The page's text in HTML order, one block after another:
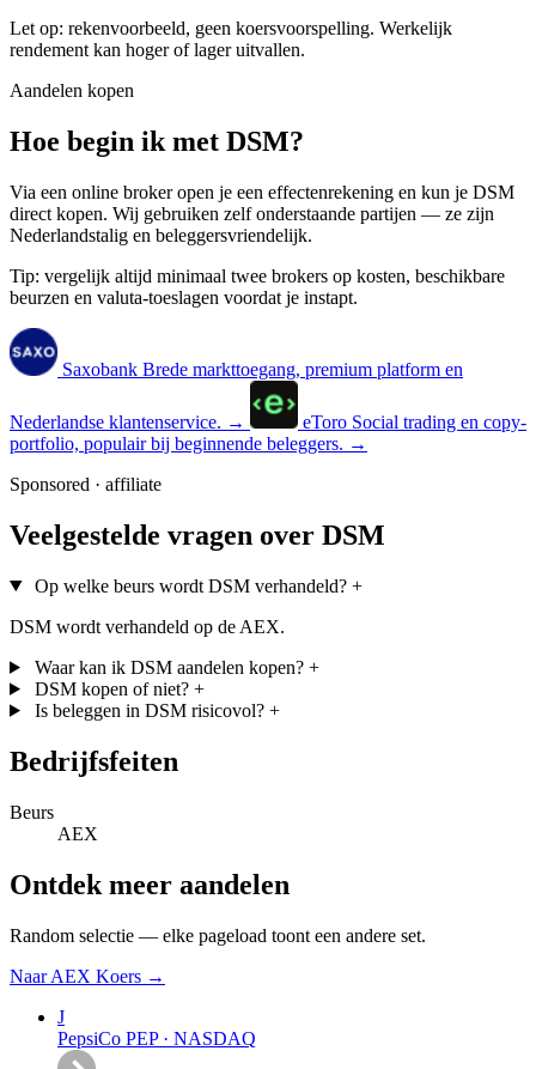
Let op: rekenvoorbeeld, geen koersvoorspelling. Werkelijk
rendement kan hoger of lager uitvallen.
Aandelen kopen
Hoe begin ik met DSM?
Via een online broker open je een effectenrekening en kun je DSM
direct kopen. Wij gebruiken zelf onderstaande partijen — ze zijn
Nederlandstalig en beleggersvriendelijk.
Tip: vergelijk altijd minimaal twee brokers op kosten, beschikbare
beurzen en valuta-toeslagen voordat je instapt.
Saxobank Brede markttoegang, premium platform en
Nederlandse klantenservice. → eToro Social trading en copy-
portfolio, populair bij beginnende beleggers. →
Sponsored · affiliate
Veelgestelde vragen over DSM
Op welke beurs wordt DSM verhandeld? +
DSM wordt verhandeld op de AEX.
Waar kan ik DSM aandelen kopen? +
DSM kopen of niet? +
Is beleggen in DSM risicovol? +
Bedrijfsfeiten
Beurs
AEX
Ontdek meer aandelen
Random selectie — elke pageload toont een andere set.
Naar AEX Koers →
J
PepsiCo PEP · NASDAQ